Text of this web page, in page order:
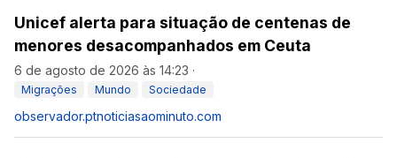
Unicef alerta para situação de centenas de
menores desacompanhados em Ceuta
6 de agosto de 2026 às 14:23 ·
Migrações Mundo Sociedade
observador.ptnoticiasaominuto.com